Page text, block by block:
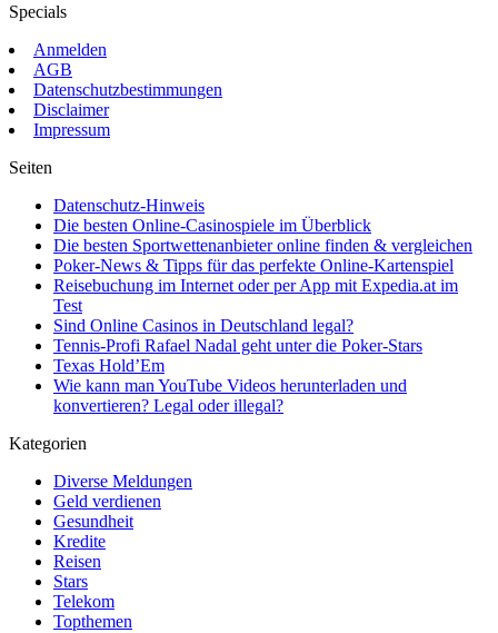
Specials
Anmelden
AGB
Datenschutzbestimmungen
Disclaimer
Impressum
Seiten
Datenschutz-Hinweis
Die besten Online-Casinospiele im Überblick
Die besten Sportwettenanbieter online finden & vergleichen
Poker-News & Tipps für das perfekte Online-Kartenspiel
Reisebuchung im Internet oder per App mit Expedia.at im
Test
Sind Online Casinos in Deutschland legal?
Tennis-Profi Rafael Nadal geht unter die Poker-Stars
Texas Hold’Em
Wie kann man YouTube Videos herunterladen und
konvertieren? Legal oder illegal?
Kategorien
Diverse Meldungen
Geld verdienen
Gesundheit
Kredite
Reisen
Stars
Telekom
Topthemen